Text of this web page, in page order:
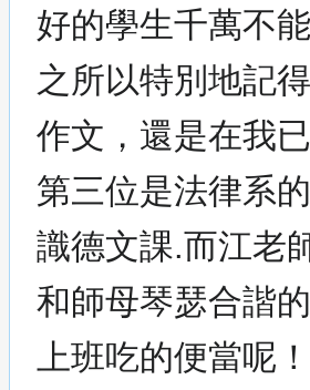
好的學生千萬不
之所以特別地記
作文，還是在我
第三位是法律系
識德文課.而江老
和師母琴瑟合諧
上班吃的便當呢